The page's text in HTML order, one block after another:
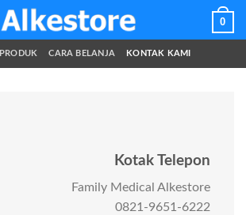
0
PRODUK CARA BELANJA KONTAK KAMI
Kotak Telepon
Family Medical Alkestore
0821-9651-6222